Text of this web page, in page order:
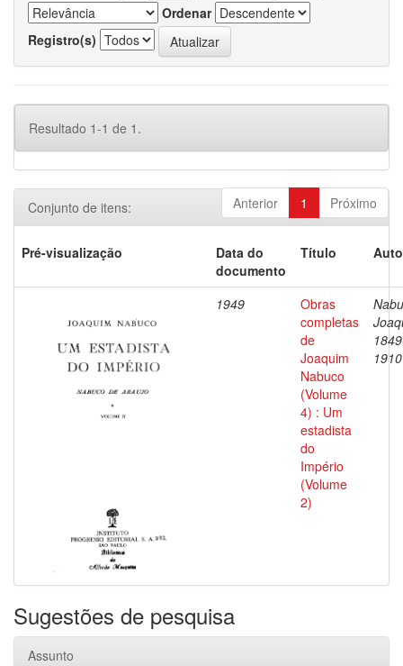
Ordenar
Registro(s)
Resultado 1-1 de 1.
Anterior 1 Próximo
Conjunto de itens:
Pré-visualização
Data do
documento
Título
1949
Obras
completas
de
Joaquim
Nabuco
(Volume
4) : Um
estadista
do
Império
(Volume
2)
1910
Sugestões de pesquisa
Assunto